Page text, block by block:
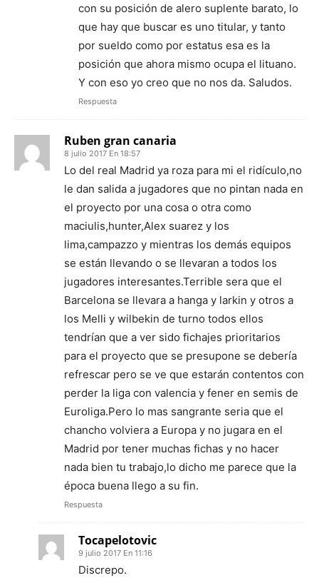
con su posición de alero suplente barato, lo
que hay que buscar es uno titular, y tanto
por sueldo como por estatus esa es la
posición que ahora mismo ocupa el lituano.
Y con eso yo creo que no nos da. Saludos.
Respuesta
Ruben gran canaria
8 julio 2017 En 18:57
Lo del real Madrid ya roza para mi el ridículo,no
le dan salida a jugadores que no pintan nada en
el proyecto por una cosa o otra como
maciulis,hunter,Alex suarez y los
lima,campazzo y mientras los demás equipos
se están llevando o se llevaran a todos los
jugadores interesantes.Terrible sera que el
Barcelona se llevara a hanga y larkin y otros a
los Melli y wilbekin de turno todos ellos
tendrían que a ver sido fichajes prioritarios
para el proyecto que se presupone se debería
refrescar pero se ve que estarán contentos con
perder la liga con valencia y fener en semis de
Euroliga.Pero lo mas sangrante seria que el
chancho volviera a Europa y no jugara en el
Madrid por tener muchas fichas y no hacer
nada bien tu trabajo,lo dicho me parece que la
época buena llego a su fin.
Respuesta
Tocapelotovic
9 julio 2017 En 11:16
Discrepo.